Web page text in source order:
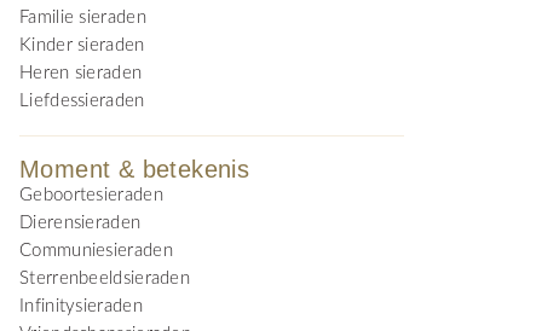
Familie sieraden
Kinder sieraden
Heren sieraden
Liefdessieraden
Moment & betekenis
Geboortesieraden
Dierensieraden
Communiesieraden
Sterrenbeeldsieraden
Infinitysieraden